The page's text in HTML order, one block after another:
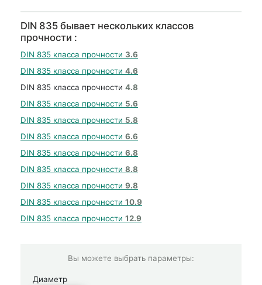
DIN 835 бывает нескольких классов
прочности :
DIN 835 класса прочности 3.6
DIN 835 класса прочности 4.6
DIN 835 класса прочности 4.8
DIN 835 класса прочности 5.6
DIN 835 класса прочности 5.8
DIN 835 класса прочности 6.6
DIN 835 класса прочности 6.8
DIN 835 класса прочности 8.8
DIN 835 класса прочности 9.8
DIN 835 класса прочности 10.9
DIN 835 класса прочности 12.9
Вы можете выбрать параметры:
Диаметр